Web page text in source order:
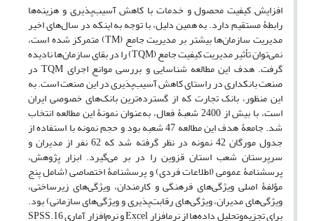
افزایش کیفیت محصول و خدمات با کاهش آسیب‌پذیری و هزینه‌ها
رابطۀ مستقیم دارد. به همین دلیل، با توجه به اینکه در سال‌های اخیر
مدیریت سازمان‌ها بیشتر بر مدیریت جامع (TM) متمرکز شده‌ است،
نمی‌توان تأثیر مدیریت کیفیت جامع (TQM) را در بقای سازمان‌ها نادیده
گرفت. هدف این مطالعه شناسایی و بررسی موانع اجرای TQM در
صنعت بانکداری در راستای کاهش آسیب‌پذیری در این صنعت است. به
این منظور، بانک تجارت که از گسترده‌ترین بانک‌های خصوصی ایران
است، با بیش از 2400 شعبۀ فعال، به‌عنوان نمونۀ این مطالعه انتخاب
شد. جامعۀ هدف این مطالعه 47 شعبه بود و حجم نمونه با استفاده از
جدول مورگان 42 نمونه در نظر گرفته شد که 62 نفر از مدیران و
سرپرستان شعب استان قزوین را در بر می‌گیرد. ابزار پژوهش،
پرسشنامۀ عمومی (اطلاعات فردی) و پرسشنامۀ اختصاصی (شامل پنج
مؤلفۀ اصلی ویژگی‌های فرهنگی ‌و‌ کارمندان، ویژگی‌های زیرساختی،
ویژگی‌های مدیران، ویژگی‌های رقابت‌پذیری و ویژگی‌های سازمانی) بود.
برای تجزیه‌وتحلیل داده‌ها از نرم­افزار Excel و نرم‌افزار آماری SPSS.16